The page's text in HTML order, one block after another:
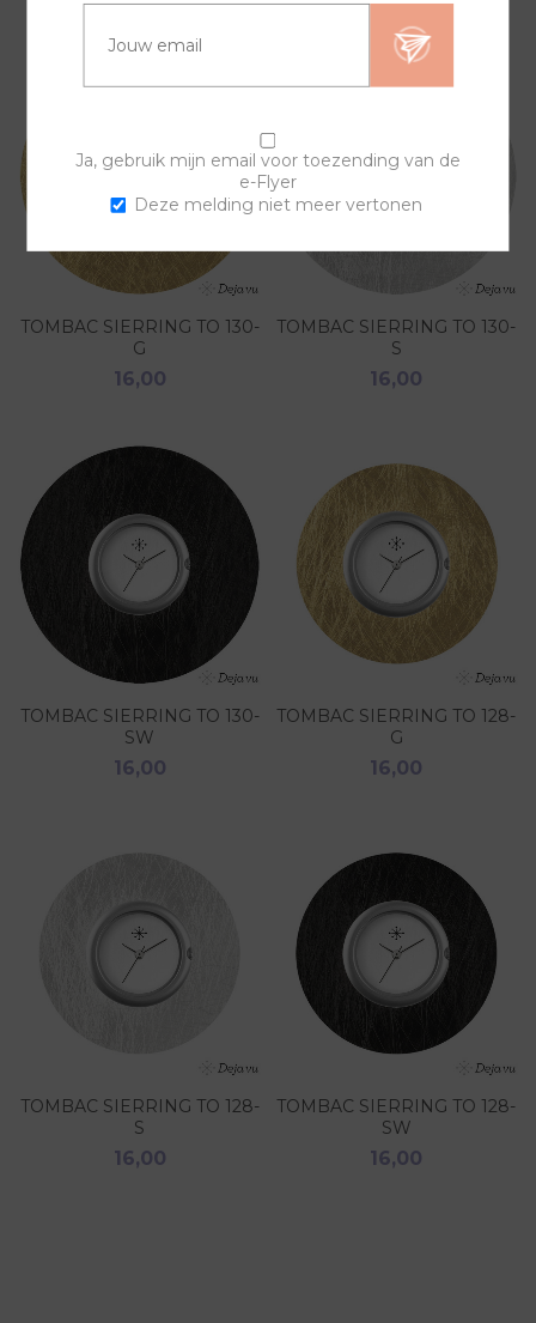
TOMBAC SIERRING TO 130-
G
16,00
TOMBAC SIERRING TO 130-
S
16,00
TOMBAC SIERRING TO 130-
SW
16,00
TOMBAC SIERRING TO 128-
G
16,00
TOMBAC SIERRING TO 128-
S
16,00
TOMBAC SIERRING TO 128-
SW
16,00
Ja, gebruik mijn email voor toezending van de
e-Flyer
Deze melding niet meer vertonen